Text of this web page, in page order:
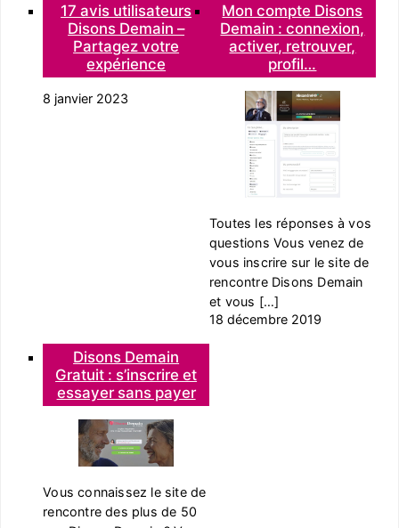
17 avis utilisateurs
Disons Demain –
Partagez votre
expérience
8 janvier 2023
Mon compte Disons
Demain : connexion,
activer, retrouver,
profil…
Toutes les réponses à vos
questions Vous venez de
vous inscrire sur le site de
rencontre Disons Demain
et vous […]
18 décembre 2019
Disons Demain
Gratuit : s’inscrire et
essayer sans payer
Vous connaissez le site de
rencontre des plus de 50